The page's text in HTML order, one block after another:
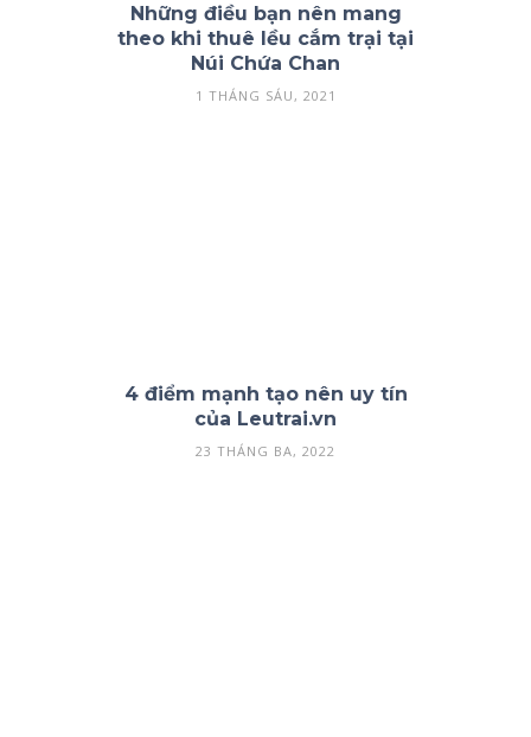
Những điều bạn nên mang
theo khi thuê lều cắm trại tại
Núi Chứa Chan
1 THÁNG SÁU, 2021
4 điểm mạnh tạo nên uy tín
của Leutrai.vn
23 THÁNG BA, 2022